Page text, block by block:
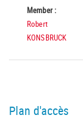
Member :
Robert
KONSBRUCK
Plan d'accès